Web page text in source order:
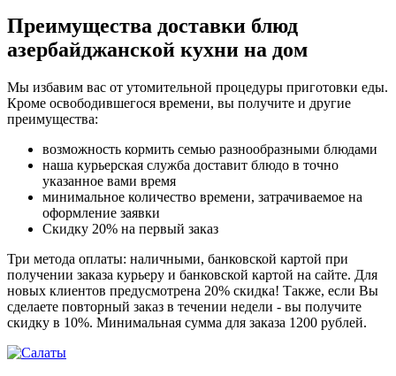
Преимущества доставки блюд
азербайджанской кухни на дом
Мы избавим вас от утомительной процедуры приготовки еды.
Кроме освободившегося времени, вы получите и другие
преимущества:
возможность кормить семью разнообразными блюдами
наша курьерская служба доставит блюдо в точно
указанное вами время
минимальное количество времени, затрачиваемое на
оформление заявки
Скидку 20% на первый заказ
Три метода оплаты: наличными, банковской картой при
получении заказа курьеру и банковской картой на сайте. Для
новых клиентов предусмотрена 20% скидка! Также, если Вы
сделаете повторный заказ в течении недели - вы получите
скидку в 10%. Минимальная сумма для заказа 1200 рублей.